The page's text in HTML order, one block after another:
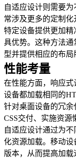
自适应设计则需要
常涉及更多的定制
特定设备提供更加
具优势。这种方法
型并提供相应的布局
性能考量
在性能方面，响应
设备都加载相同的
针对桌面设备的冗
CSS交付、实施资源
自适应设计通过为
化资源加载。移动
版本，从而提高加